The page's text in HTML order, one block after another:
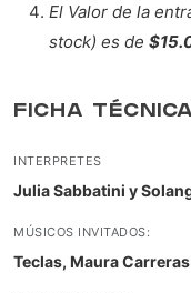
El Valor de la
stock) es de
FICHA TÉCNICA
INTERPRETES
Julia Sabbatini y
MÚSICOS INVITADOS:
Teclas, Maura